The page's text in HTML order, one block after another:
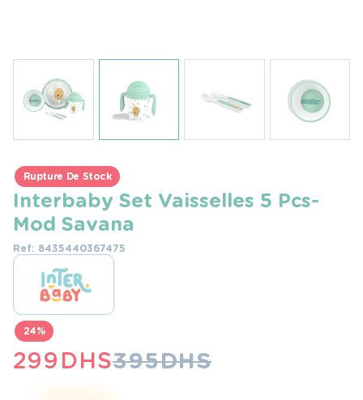
Rupture De Stock
Interbaby Set Vaisselles 5 Pcs-
Mod Savana
Ref: 8435440367475
395DHS
LE
299 DHS
LE
24%